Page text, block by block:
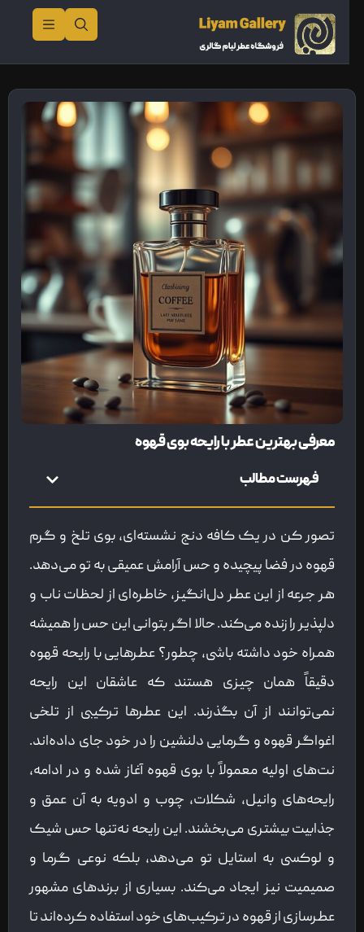
معرفی بهترین عطر با رایحه بوی قهوه
فهرست مطالب
تصور کن در یک کافه دنج نشسته‌ای، بوی تلخ و گرم
قهوه در فضا پیچیده و حس آرامش عمیقی به تو می‌دهد.
هر جرعه از این عطر دل‌انگیز، خاطره‌ای از لحظات ناب و
دلپذیر را زنده می‌کند. حالا اگر بتوانی این حس را همیشه
همراه خود داشته باشی، چطور؟ عطرهایی با رایحه قهوه
دقیقاً همان چیزی هستند که عاشقان این رایحه
نمی‌توانند از آن بگذرند. این عطرها ترکیبی از تلخی
اغواگر قهوه و گرمایی دلنشین را در خود جای داده‌اند.
نت‌های اولیه معمولاً با بوی قهوه آغاز شده و در ادامه،
رایحه‌های وانیل، شکلات، چوب و ادویه به آن عمق و
جذابیت بیشتری می‌بخشند. این رایحه نه‌تنها حس شیک
و لوکسی به استایل تو می‌دهد، بلکه نوعی گرما و
صمیمیت نیز ایجاد می‌کند. بسیاری از برندهای مشهور
عطرسازی از قهوه در ترکیب‌های خود استفاده کرده‌اند تا